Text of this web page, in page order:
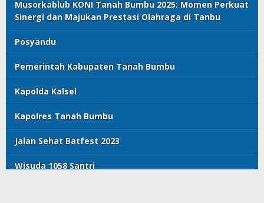
Musorkablub KONI Tanah Bumbu 2025: Momen Perkuat
Sinergi dan Majukan Prestasi Olahraga di Tanbu
Posyandu
Pemerintah Kabupaten Tanah Bumbu
Kapolda Kalsel
Kapolres Tanah Bumbu
Jalan Sehat Batfest 2023
Wisuda 1058 Santri